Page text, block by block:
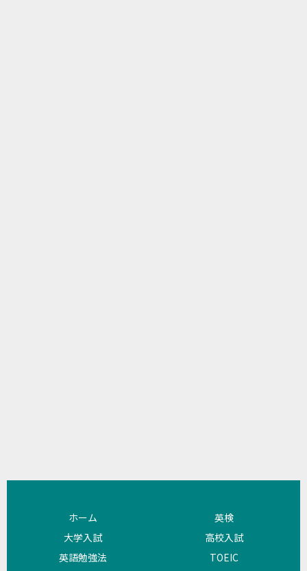
ホーム
英検
大学入試
高校入試
英語勉強法
TOEIC